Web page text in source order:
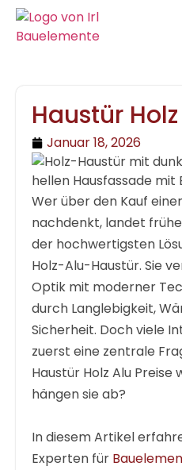
Haustür
Januar 18, 2026
Wer über den Kauf
nachdenkt, landet
der hochwertigsten
Holz-Alu-Haustür. Sie
Optik mit moderner
durch Langlebigkeit,
Sicherheit. Doch viele
zuerst eine zentrale
Haustür Holz Alu Preise
hängen sie ab?
In diesem Artikel
Experten für